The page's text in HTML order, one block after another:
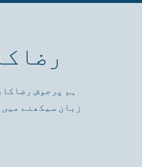
ہم پرجوش
زبان سیکھنے